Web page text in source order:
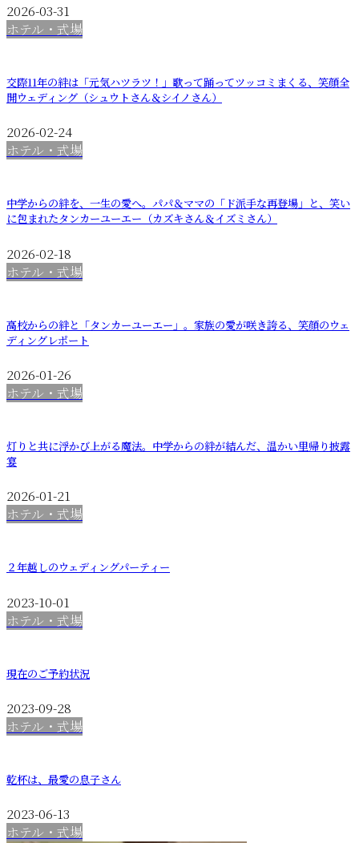
2026-03-31
ホテル・式場
交際11年の絆は「元気ハツラツ！」歌って踊ってツッコミまくる、笑顔全
開ウェディング（シュウトさん＆シイノさん）
2026-02-24
ホテル・式場
中学からの絆を、一生の愛へ。パパ＆ママの「ド派手な再登場」と、笑い
に包まれたタンカーユーエー（カズキさん＆イズミさん）
2026-02-18
ホテル・式場
高校からの絆と「タンカーユーエー」。家族の愛が咲き誇る、笑顔のウェ
ディングレポート
2026-01-26
ホテル・式場
灯りと共に浮かび上がる魔法。中学からの絆が結んだ、温かい里帰り披露
宴
2026-01-21
ホテル・式場
２年越しのウェディングパーティー
2023-10-01
ホテル・式場
現在のご予約状況
2023-09-28
ホテル・式場
乾杯は、最愛の息子さん
2023-06-13
ホテル・式場